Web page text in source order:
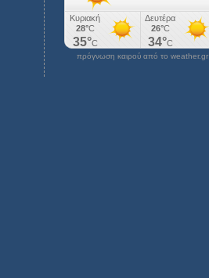
πρόγνωση καιρού από το weather.gr